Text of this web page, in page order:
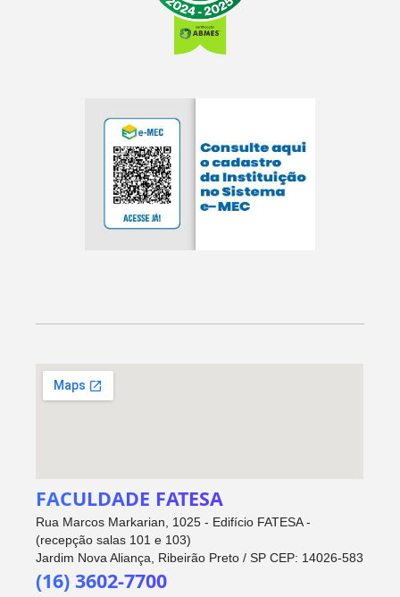
FACULDADE FATESA
Rua Marcos Markarian, 1025 - Edifício FATESA -
(recepção salas 101 e 103)
Jardim Nova Aliança, Ribeirão Preto / SP CEP: 14026-583
(16) 3602-7700